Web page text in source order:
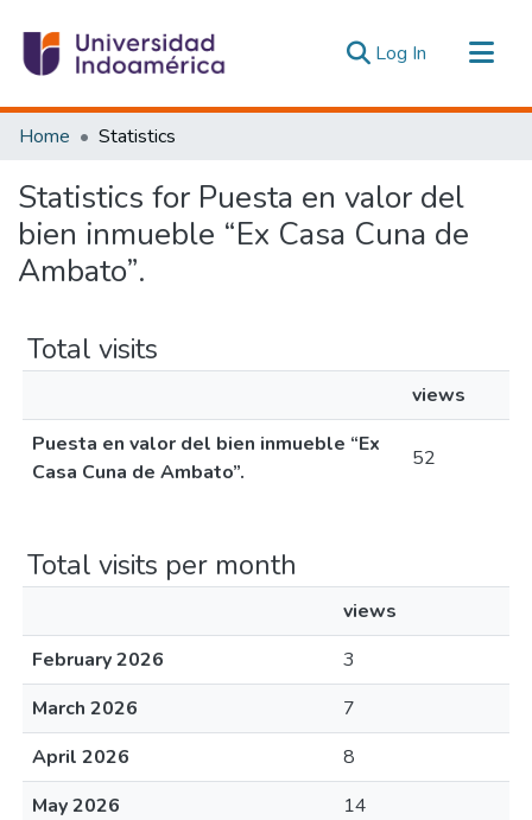
Log In (current)
Communities & Collections
Estadísticas Externas
Home Statistics
Statistics for Puesta en valor del
bien inmueble “Ex Casa Cuna de
Ambato”.
Total visits
views
Puesta en valor del bien inmueble “Ex
Casa Cuna de Ambato”.
52
Total visits per month
views
February 2026
3
March 2026
7
April 2026
8
May 2026
14